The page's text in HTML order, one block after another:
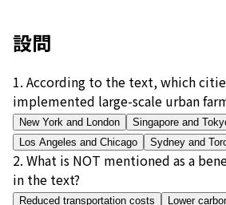
設問
1. According to the text, which
implemented large-scale urban
New York and London Singapore and
Los Angeles and Chicago
Sydney and
2. What is NOT mentioned as a
in the text?
Reduced transportation costs
Lower